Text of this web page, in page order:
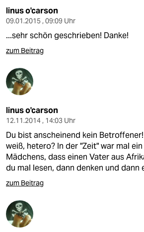
linus o'carson
09.01.2015 , 09:09 Uhr
...sehr schön geschrieben! Danke!
zum Beitrag
linus o'carson
12.11.2014 , 14:03 Uhr
Du bist anscheinend kein
weiß, hetero? In der "Zeit" war mal
Mädchens, dass einen Vater aus
du mal lesen, dann denken und dann
zum Beitrag